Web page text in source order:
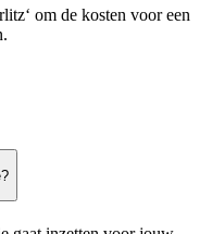
om de kosten voor een